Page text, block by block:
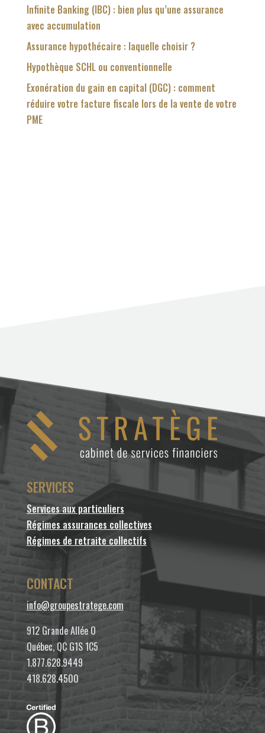
Infinite Banking (IBC) : bien plus qu’une assurance
avec accumulation
Assurance hypothécaire : laquelle choisir ?
Hypothèque SCHL ou conventionnelle
Exonération du gain en capital (DGC) : comment
réduire votre facture fiscale lors de la vente de votre
PME
SERVICES
Services aux particuliers
Régimes assurances collectives
Régimes de retraite collectifs
CONTACT
info@groupestratege.com
912 Grande Allée O
Québec, QC G1S 1C5
1.877.628.9449
418.628.4500